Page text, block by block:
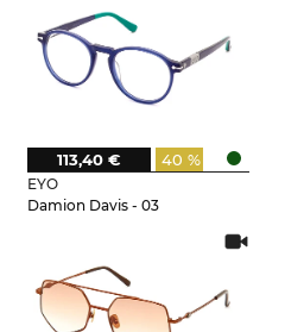
EYO
Damion Davis - 03
40 %
113,40 €